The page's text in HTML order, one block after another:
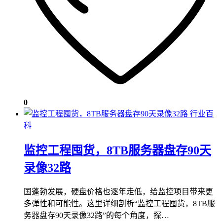
0
行业百
科
监控工程囤货，8TB服务器盘存90天
录像32路
国蓬勃发展，硬盘价格也逐年走低，给监控项目带来更
多弹性和可能性。这里详细剖析“监控工程囤货，8TB服
务器盘存90天录像32路”的每个角度，探…